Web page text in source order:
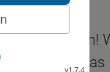
Alle
euch nur um!
etwas,